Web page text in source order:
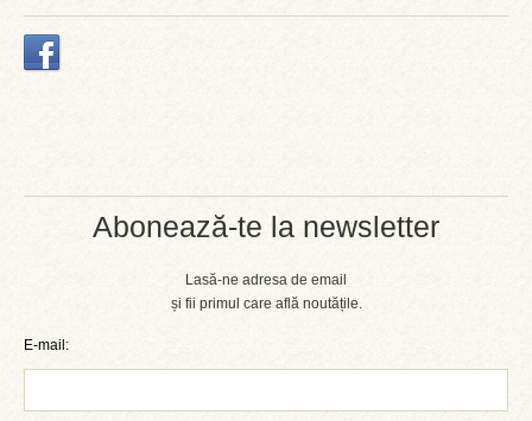
Abonează-te la newsletter
Lasă-ne adresa de email
și fii primul care află noutățile.
E-mail: